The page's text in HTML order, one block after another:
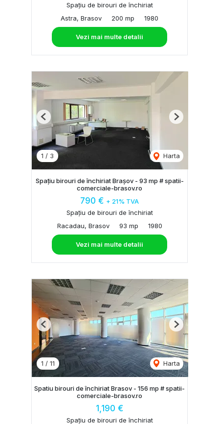
Spațiu de birouri de închiriat
Astra, Brasov
200 mp 1980
Vezi mai multe detalii
1 / 3 Harta
Previous Next
Spațiu birouri de închiriat Brașov - 93 mp # spatii-
comerciale-brasov.ro
790 € + 21% TVA
Spațiu de birouri de închiriat
Racadau, Brasov
93 mp 1980
Vezi mai multe detalii
1 / 11 Harta
Previous Next
Spatiu birouri de închiriat Brasov - 156 mp # spatii-
comerciale-brasov.ro
1,190 €
Spațiu de birouri de închiriat